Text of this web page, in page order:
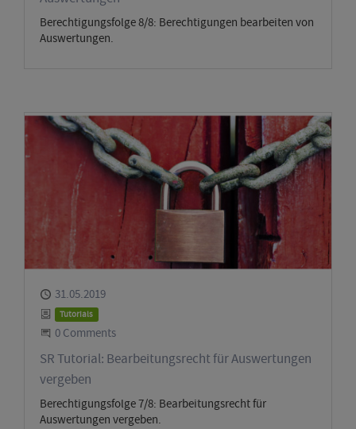
Berechtigungsfolge 8/8: Berechtigungen bearbeiten von
Auswertungen.
Published
31.05.2019
Category
Tutorials
Start the Conversation
0 Comments
SR Tutorial: Bearbeitungsrecht für Auswertungen
vergeben
Berechtigungsfolge 7/8: Bearbeitungsrecht für
Auswertungen vergeben.